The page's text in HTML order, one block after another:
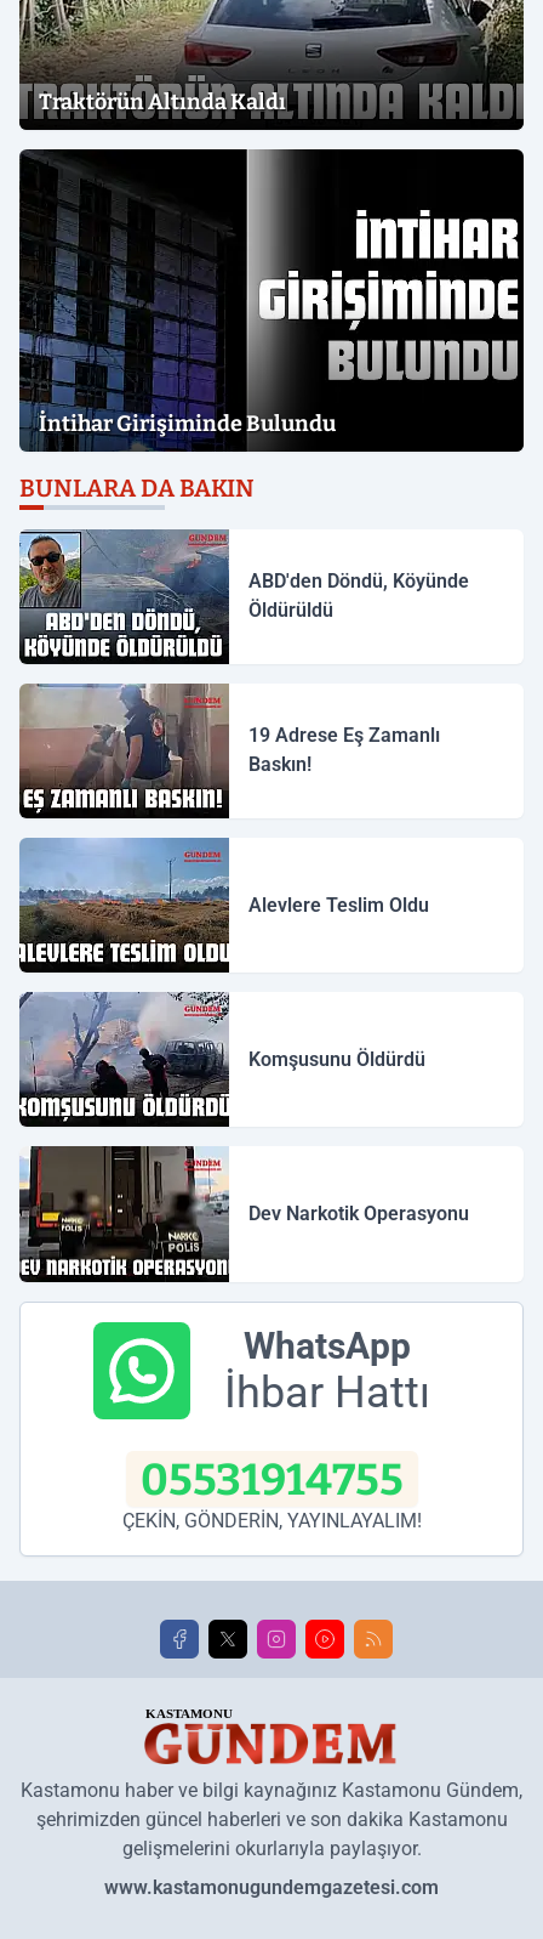
Traktörün Altında Kaldı
İntihar Girişiminde Bulundu
BUNLARA DA BAKIN
ABD'den Döndü, Köyünde
Öldürüldü
19 Adrese Eş Zamanlı
Baskın!
Alevlere Teslim Oldu
Komşusunu Öldürdü
Dev Narkotik Operasyonu
WhatsApp
İhbar Hattı
05531914755
ÇEKİN, GÖNDERİN, YAYINLAYALIM!
Kastamonu haber ve bilgi kaynağınız Kastamonu Gündem,
şehrimizden güncel haberleri ve son dakika Kastamonu
gelişmelerini okurlarıyla paylaşıyor.
www.kastamonugundemgazetesi.com